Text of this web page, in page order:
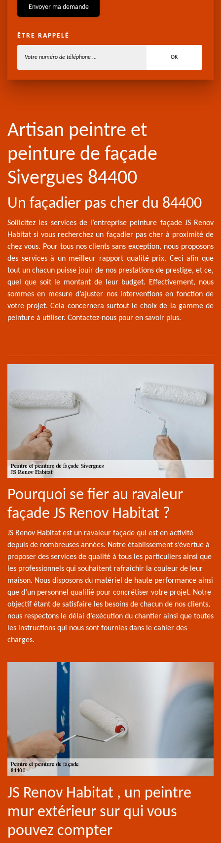
ÊTRE RAPPELÉ
Artisan peintre et
peinture de façade
Sivergues 84400
Un façadier pas cher du 84400
Sollicitez les services de l’entreprise peinture façade JS Renov
Habitat si vous recherchez un façadier pas cher à proximité de
chez vous. Pour tous nos clients sans exception, nous proposons
des services à un meilleur rapport qualité prix. Ceci afin que
tout un chacun puisse jouir de nos prestations de prestige, et ce,
quel que soit le montant de leur budget. Effectivement, nous
sommes en mesure d’ajuster nos interventions en fonction de
votre projet. Cela concernera surtout le choix de la gamme de
peinture à utiliser. Contactez-nous pour en savoir plus.
Pourquoi se fier au ravaleur
façade JS Renov Habitat ?
JS Renov Habitat est un ravaleur façade qui est en activité
depuis de nombreuses années. Notre établissement s’évertue à
proposer des services de qualité à tous les particuliers ainsi que
les professionnels qui souhaitent rafraîchir la couleur de leur
maison. Nous disposons du matériel de haute performance ainsi
que d’un personnel qualifié pour concrétiser votre projet. Notre
objectif étant de satisfaire les besoins de chacun de nos clients,
nous respectons le délai d’exécution du chantier ainsi que toutes
les instructions qui nous sont fournies dans le cahier des
charges.
JS Renov Habitat , un peintre
mur extérieur sur qui vous
pouvez compter